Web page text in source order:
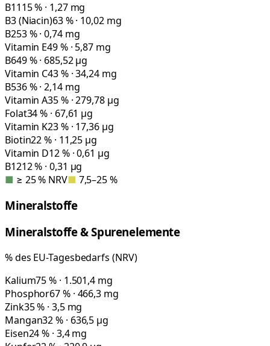
B1115 % · 1,27 mg
B3 (Niacin)63 % · 10,02 mg
B253 % · 0,74 mg
Vitamin E49 % · 5,87 mg
B649 % · 685,52 µg
Vitamin C43 % · 34,24 mg
B536 % · 2,14 mg
Vitamin A35 % · 279,78 µg
Folat34 % · 67,61 µg
Vitamin K23 % · 17,36 µg
Biotin22 % · 11,25 µg
Vitamin D12 % · 0,61 µg
B1212 % · 0,31 µg
■ ≥ 25 % NRV■ 7,5–25 %
Mineralstoffe
Mineralstoffe & Spurenelemente
% des EU-Tagesbedarfs (NRV)
Kalium75 % · 1.501,4 mg
Phosphor67 % · 466,3 mg
Zink35 % · 3,5 mg
Mangan32 % · 636,5 µg
Eisen24 % · 3,4 mg